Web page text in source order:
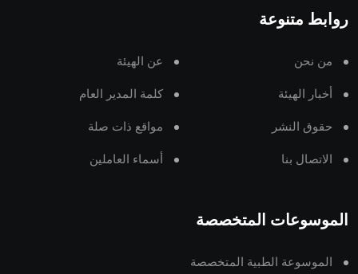
روابط متنوعة
من نحن عن الهيئة
أخبار الهيئة كلمة المدير العام
حقوق النشر مواقع ذات صلة
الاتصال بنا أسماء العاملين
الموسوعات المتخصصة
الموسوعة الطبية المتخصصة